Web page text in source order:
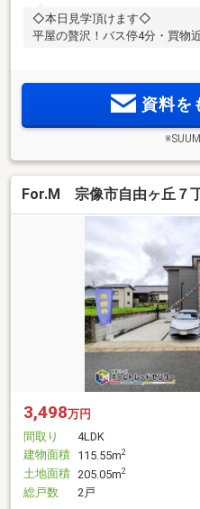
◇本日見学頂けます◇
平屋の贅沢！バス停4分・買物
資料を
For.M 宗像市自由ヶ丘７
3,498万円
間取り
4LDK
建物面積 115.55m2
土地面積 205.05m2
総戸数
2戸